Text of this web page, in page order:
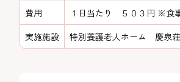
費用
１日当たり ５０３円 ※食
実施施設
特別養護老人ホーム 慶泉荘